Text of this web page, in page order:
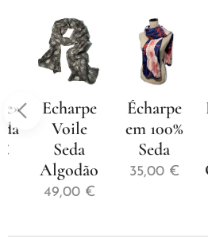
Echarpe
Voile
Seda
Algodão
49,00€
Écharpe
em 100%
Seda
35,00€